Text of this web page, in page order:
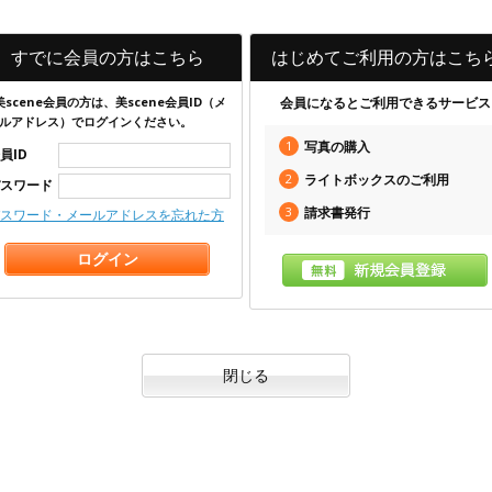
すでに会員の方はこちら
scene会員の方は、美scene会員ID（メ
アドレス）でログインください。
ID
ワード
ワード・メールアドレスを忘れた方
はじめてご利用の方はこち
会員になるとご利用できるサービス
1 写真の購入
2 ライトボックスのご利用
3 請求書発行